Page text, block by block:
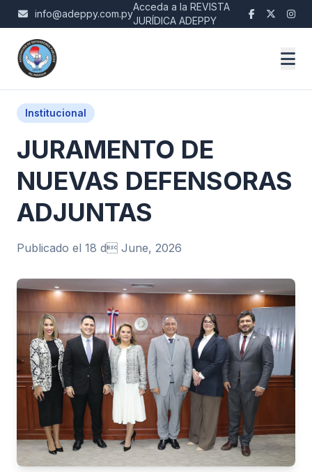
info@adeppy.com.py
Acceda a la REVISTA
JURÍDICA ADEPPY
Institucional
JURAMENTO DE
NUEVAS DEFENSORAS
ADJUNTAS
Publicado el 18 d June, 2026